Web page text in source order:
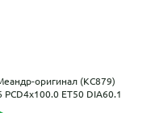
оригинал (КС879)
PCD4x100.0 ET50 DIA60.1